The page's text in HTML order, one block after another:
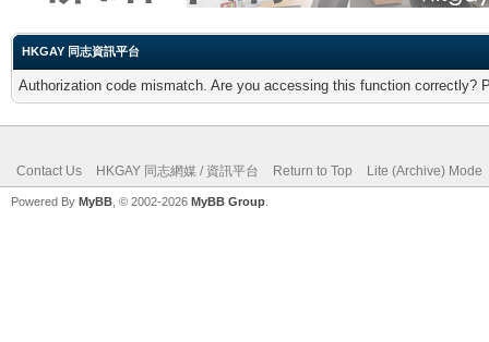
HKGAY 同志資訊平台
Authorization code mismatch. Are you accessing this function correctly?
Contact Us HKGAY 同志網媒 / 資訊平台 Return to Top Lite (Archive) Mode
Powered By MyBB , © 2002-2026 MyBB Group